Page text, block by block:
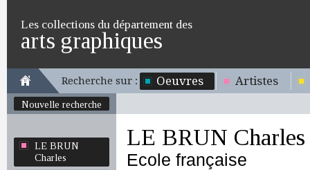
Les collections du département des
arts graphiques
Recherche sur : Oeuvres Artistes
Nouvelle recherche
LE BRUN
Charles
LE BRUN Charles
Ecole française